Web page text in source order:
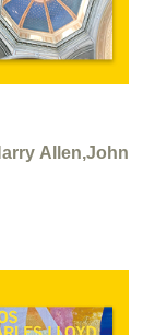
Allen,John